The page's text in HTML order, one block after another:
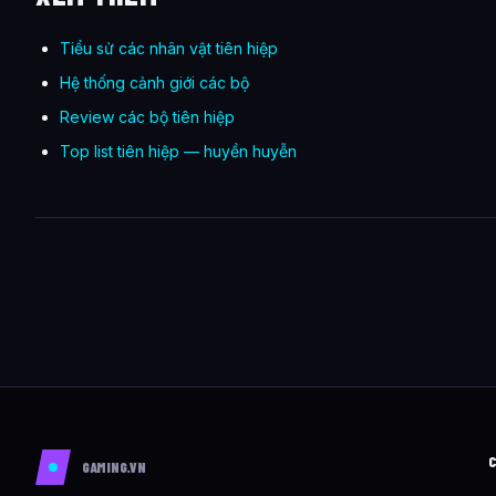
Tiểu sử các nhân vật tiên hiệp
Hệ thống cảnh giới các bộ
Review các bộ tiên hiệp
Top list tiên hiệp — huyền huyễn
GAMING.VN